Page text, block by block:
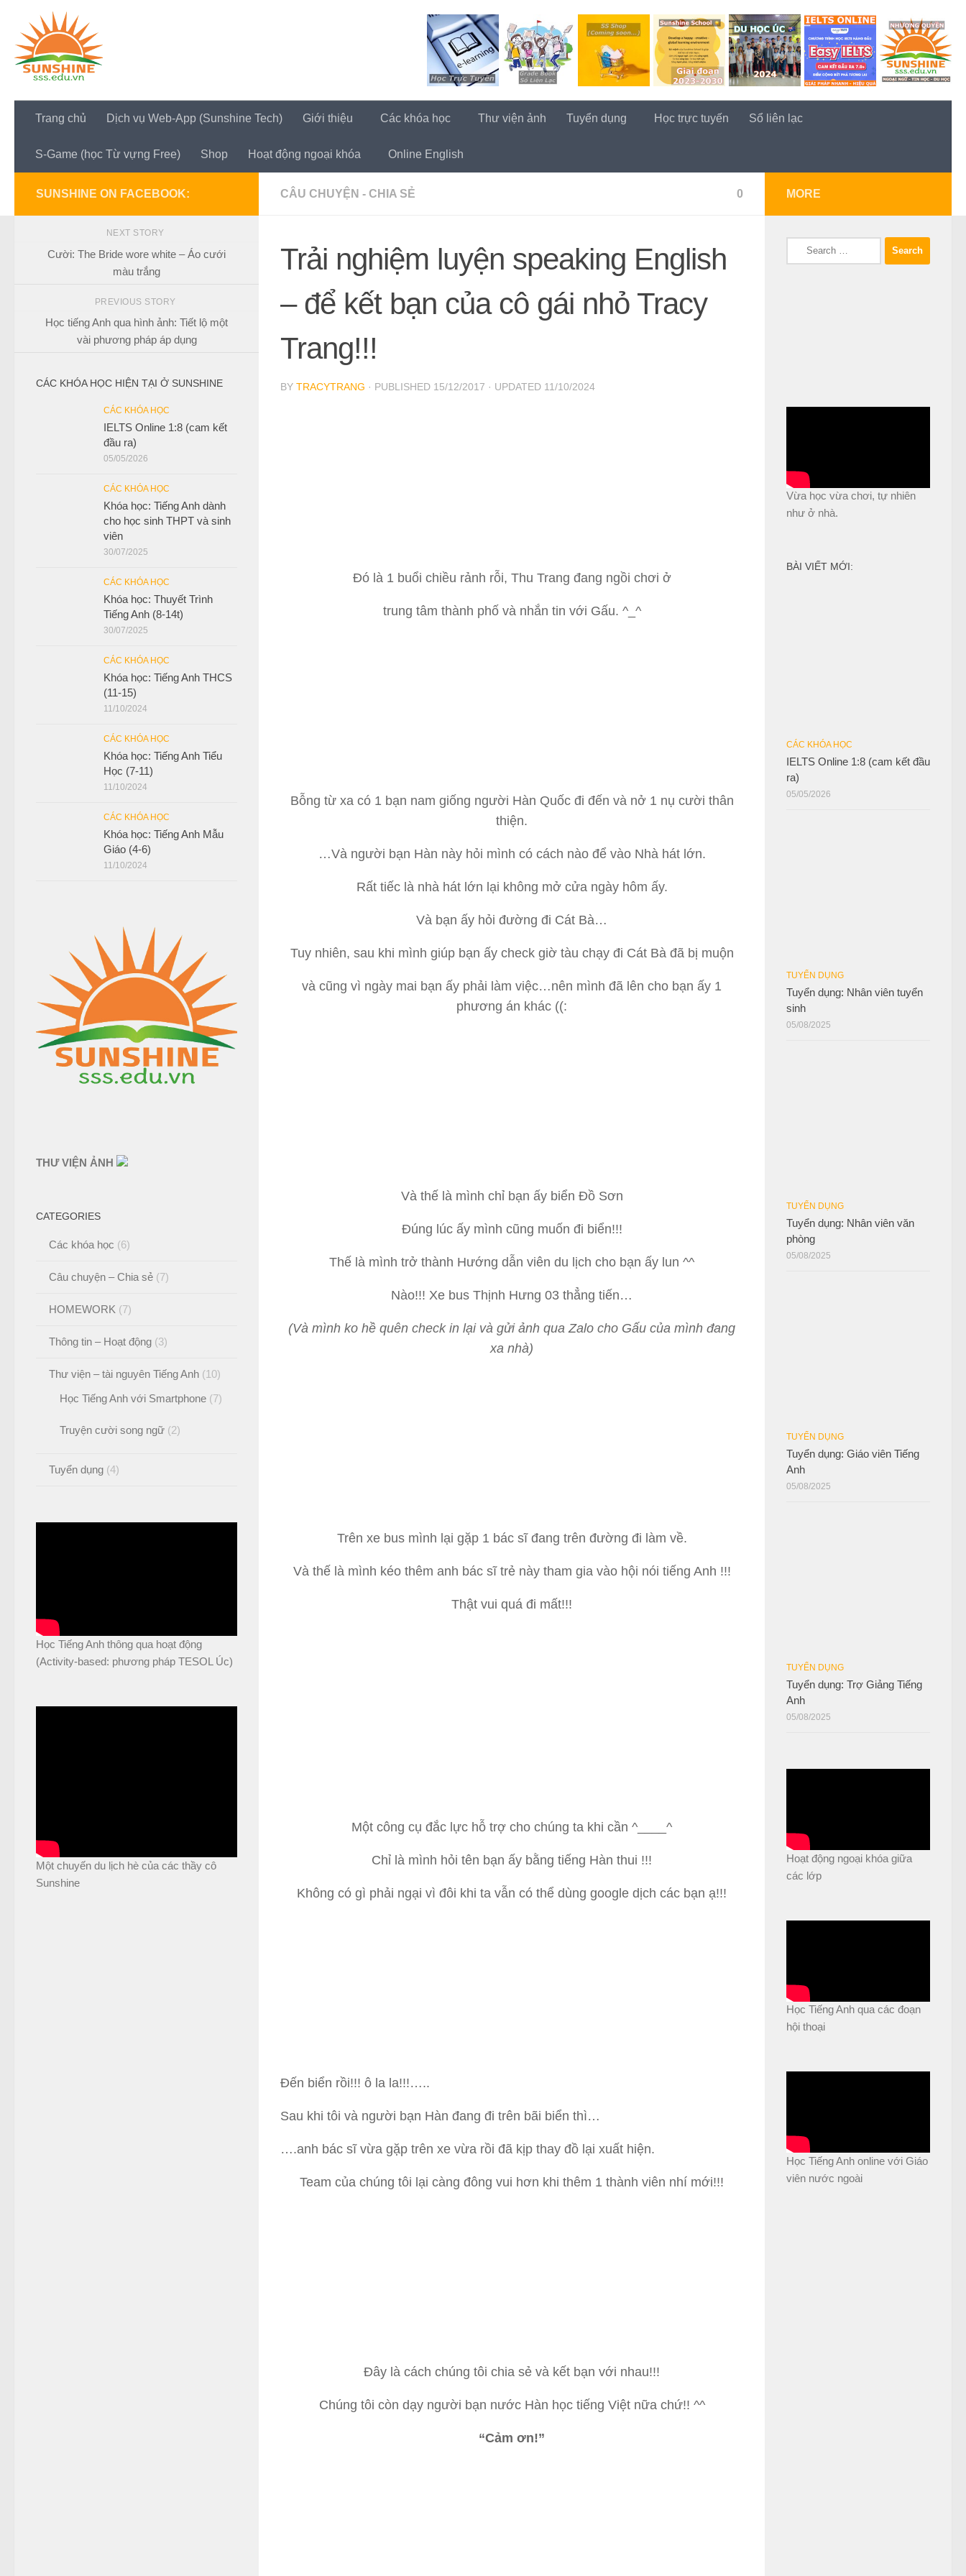
Skip to content
Trang chủ Dịch vụ Web-App (Sunshine Tech) Giới thiệu Các khóa học Thư viện ảnh Tuyển dụng Học trực tuyến Sổ liên lạc
S-Game (học Từ vựng Free) Shop Hoạt động ngoại khóa Online English
CÂU CHUYỆN - CHIA SẺ 0
Trải nghiệm luyện speaking English
– để kết bạn của cô gái nhỏ Tracy
Trang!!!
BY TRACYTRANG · PUBLISHED 15/12/2017 · UPDATED 11/10/2024
Đó là 1 buổi chiều rảnh rỗi, Thu Trang đang ngồi chơi ở
trung tâm thành phố và nhắn tin với Gấu. ^_^
Bỗng từ xa có 1 bạn nam giống người Hàn Quốc đi đến và nở 1 nụ cười thân
thiện.
…Và người bạn Hàn này hỏi mình có cách nào để vào Nhà hát lớn.
Rất tiếc là nhà hát lớn lại không mở cửa ngày hôm ấy.
Và bạn ấy hỏi đường đi Cát Bà…
Tuy nhiên, sau khi mình giúp bạn ấy check giờ tàu chạy đi Cát Bà đã bị muộn
và cũng vì ngày mai bạn ấy phải làm việc…nên mình đã lên cho bạn ấy 1
phương án khác ((:
Và thế là mình chỉ bạn ấy biển Đồ Sơn
Đúng lúc ấy mình cũng muốn đi biển!!!
Thế là mình trở thành Hướng dẫn viên du lịch cho bạn ấy lun ^^
Nào!!! Xe bus Thịnh Hưng 03 thẳng tiến…
(Và mình ko hề quên check in lại và gửi ảnh qua Zalo cho Gấu của mình đang
xa nhà)
Trên xe bus mình lại gặp 1 bác sĩ đang trên đường đi làm về.
Và thế là mình kéo thêm anh bác sĩ trẻ này tham gia vào hội nói tiếng Anh !!!
Thật vui quá đi mất!!!
Một công cụ đắc lực hỗ trợ cho chúng ta khi cần ^____^
Chỉ là mình hỏi tên bạn ấy bằng tiếng Hàn thui !!!
Không có gì phải ngại vì đôi khi ta vẫn có thể dùng google dịch các bạn ạ!!!
Đến biển rồi!!! ô la la!!!…..
Sau khi tôi và người bạn Hàn đang đi trên bãi biển thì…
….anh bác sĩ vừa gặp trên xe vừa rồi đã kịp thay đồ lại xuất hiện.
Team của chúng tôi lại càng đông vui hơn khi thêm 1 thành viên nhí mới!!!
Đây là cách chúng tôi chia sẻ và kết bạn với nhau!!!
Chúng tôi còn dạy người bạn nước Hàn học tiếng Việt nữa chứ!! ^^
“Cảm ơn!”
SUNSHINE ON FACEBOOK:
NEXT STORY
Cười: The Bride wore white – Áo cưới
màu trắng
PREVIOUS STORY
Học tiếng Anh qua hình ảnh: Tiết lộ một
vài phương pháp áp dụng
CÁC KHÓA HỌC HIỆN TẠI Ở SUNSHINE
CÁC KHÓA HỌC
IELTS Online 1:8 (cam kết
đầu ra)
05/05/2026
CÁC KHÓA HỌC
Khóa học: Tiếng Anh dành
cho học sinh THPT và sinh
viên
30/07/2025
CÁC KHÓA HỌC
Khóa học: Thuyết Trình
Tiếng Anh (8-14t)
30/07/2025
CÁC KHÓA HỌC
Khóa học: Tiếng Anh THCS
(11-15)
11/10/2024
CÁC KHÓA HỌC
Khóa học: Tiếng Anh Tiểu
Học (7-11)
11/10/2024
CÁC KHÓA HỌC
Khóa học: Tiếng Anh Mẫu
Giáo (4-6)
11/10/2024
THƯ VIỆN ẢNH
CATEGORIES
Các khóa học (6)
Câu chuyện – Chia sẻ (7)
HOMEWORK (7)
Thông tin – Hoạt động (3)
Thư viện – tài nguyên Tiếng Anh (10)
Học Tiếng Anh với Smartphone (7)
Truyện cười song ngữ (2)
Tuyển dụng (4)
Học Tiếng Anh thông qua hoạt động
(Activity-based: phương pháp TESOL Úc)
Một chuyến du lịch hè của các thầy cô
Sunshine
MORE
Search
for:
Vừa học vừa chơi, tự nhiên
như ở nhà.
BÀI VIẾT MỚI:
CÁC KHÓA HỌC
IELTS Online 1:8 (cam kết đầu
ra)
05/05/2026
TUYỂN DỤNG
Tuyển dụng: Nhân viên tuyển
sinh
05/08/2025
TUYỂN DỤNG
Tuyển dụng: Nhân viên văn
phòng
05/08/2025
TUYỂN DỤNG
Tuyển dụng: Giáo viên Tiếng
Anh
05/08/2025
TUYỂN DỤNG
Tuyển dụng: Trợ Giảng Tiếng
Anh
05/08/2025
Hoạt động ngoại khóa giữa
các lớp
Học Tiếng Anh qua các đoạn
hội thoại
Học Tiếng Anh online với Giáo
viên nước ngoài